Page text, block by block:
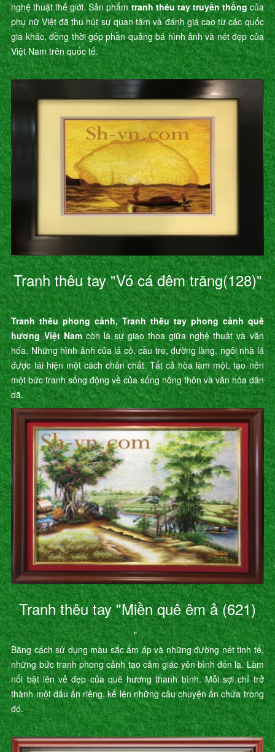
nghệ thuật thế giới. Sản phẩmtranh thêu tay truyền thốngcủa
phụ nữ Việt đã thu hút sự quan tâm và đánh giá cao từ các quốc
gia khác, đồng thời góp phần quảng bá hình ảnh và nét đẹp của
Việt Nam trên quốc tế.
Tranh thêu tay "Vó cá đêm trăng(128)"
Tranh thêu phong cảnh, Tranh thêu tay phong cảnh quê
hương Việt Namcòn là sự giao thoa giữa nghệ thuât và văn
hóa. Những hình ảnh của lá cỏ, cầu tre, đường làng, ngôi nhà lá
được tái hiện một cách chân chất. Tất cả hòa làm một, tạo nên
một bức tranh sống động về của sống nông thôn và văn hóa dân
dã.
Tranh thêu tay "Miền quê êm ả (621)
"
Bằng cách sử dụng màu sắc ấm áp và những đường nét tinh tế,
những bức tranh phong cảnh tạo cảm giác yên bình đến lạ. Làm
nổi bật lên vẻ đẹp của quê hương thanh bình. Mỗi sợi chỉ trở
thành một dấu ấn riêng, kể lên những câu chuyện ẩn chứa trong
đó.